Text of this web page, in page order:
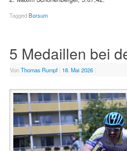
TaggedBorsum
5 Medaillen bei
VonThomas Rumpf | 18. Mai 2026 |